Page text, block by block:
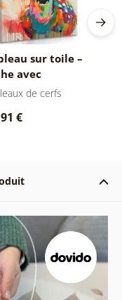
sur toile –
avec
de
de cerfs
€